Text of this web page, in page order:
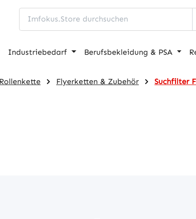
Industriebedarf Berufsbekleidung & PSA
Flyerketten & Zubehör Suchfilter